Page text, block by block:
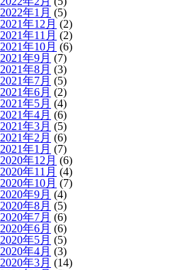
2022年1月 (5)
2021年12月 (2)
2021年11月 (2)
2021年10月 (6)
2021年9月 (7)
2021年8月 (3)
2021年7月 (5)
2021年6月 (2)
2021年5月 (4)
2021年4月 (6)
2021年3月 (5)
2021年2月 (6)
2021年1月 (7)
2020年12月 (6)
2020年11月 (4)
2020年10月 (7)
2020年9月 (4)
2020年8月 (5)
2020年7月 (6)
2020年6月 (6)
2020年5月 (5)
2020年4月 (3)
2020年3月 (14)